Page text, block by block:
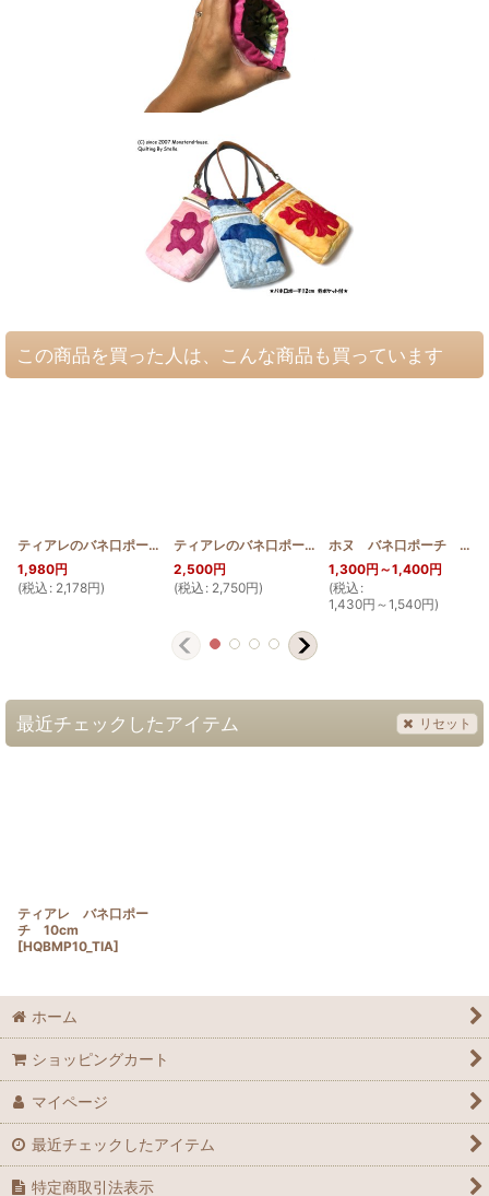
この商品を買った人は、こんな商品も買っています
ティアレのバネ口ポーチ マチ付き 12cm [HQBMP12_TIA]
1,980円
(税込 : 2,178円)
ティアレのバネ口ポーチ 外ポケット付 12cm [
2,500円
(税込 : 2,750円)
ホヌ バネ口ポーチ 10cm
1,300円 ～1,400円
(税込 :
1,430円 ～1,540円)
最近チェックしたアイテム リセット
ティアレ バネ口ポー
チ 10cm
[HQBMP10_TIA]
ホーム
ショッピングカート
マイページ
最近チェックしたアイテム
特定商取引法表示